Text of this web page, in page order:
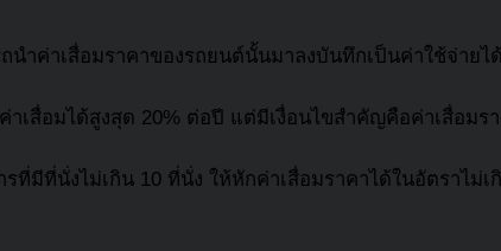
ถนำค่าเสื่อมราคาของรถยนต์นั้นมาลงบันทึกเป็นค่าใช้จ่า
เสื่อมได้สูงสุด 20% ต่อปี แต่มีเงื่อนไขสำคัญคือค่าเสื่อ
มีที่นั่งไม่เกิน 10 ที่นั่ง ให้หักค่าเสื่อมราคาได้ในอัตราไม่